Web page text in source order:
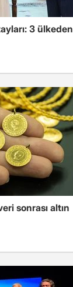
3 ülkeden
sonrası altın